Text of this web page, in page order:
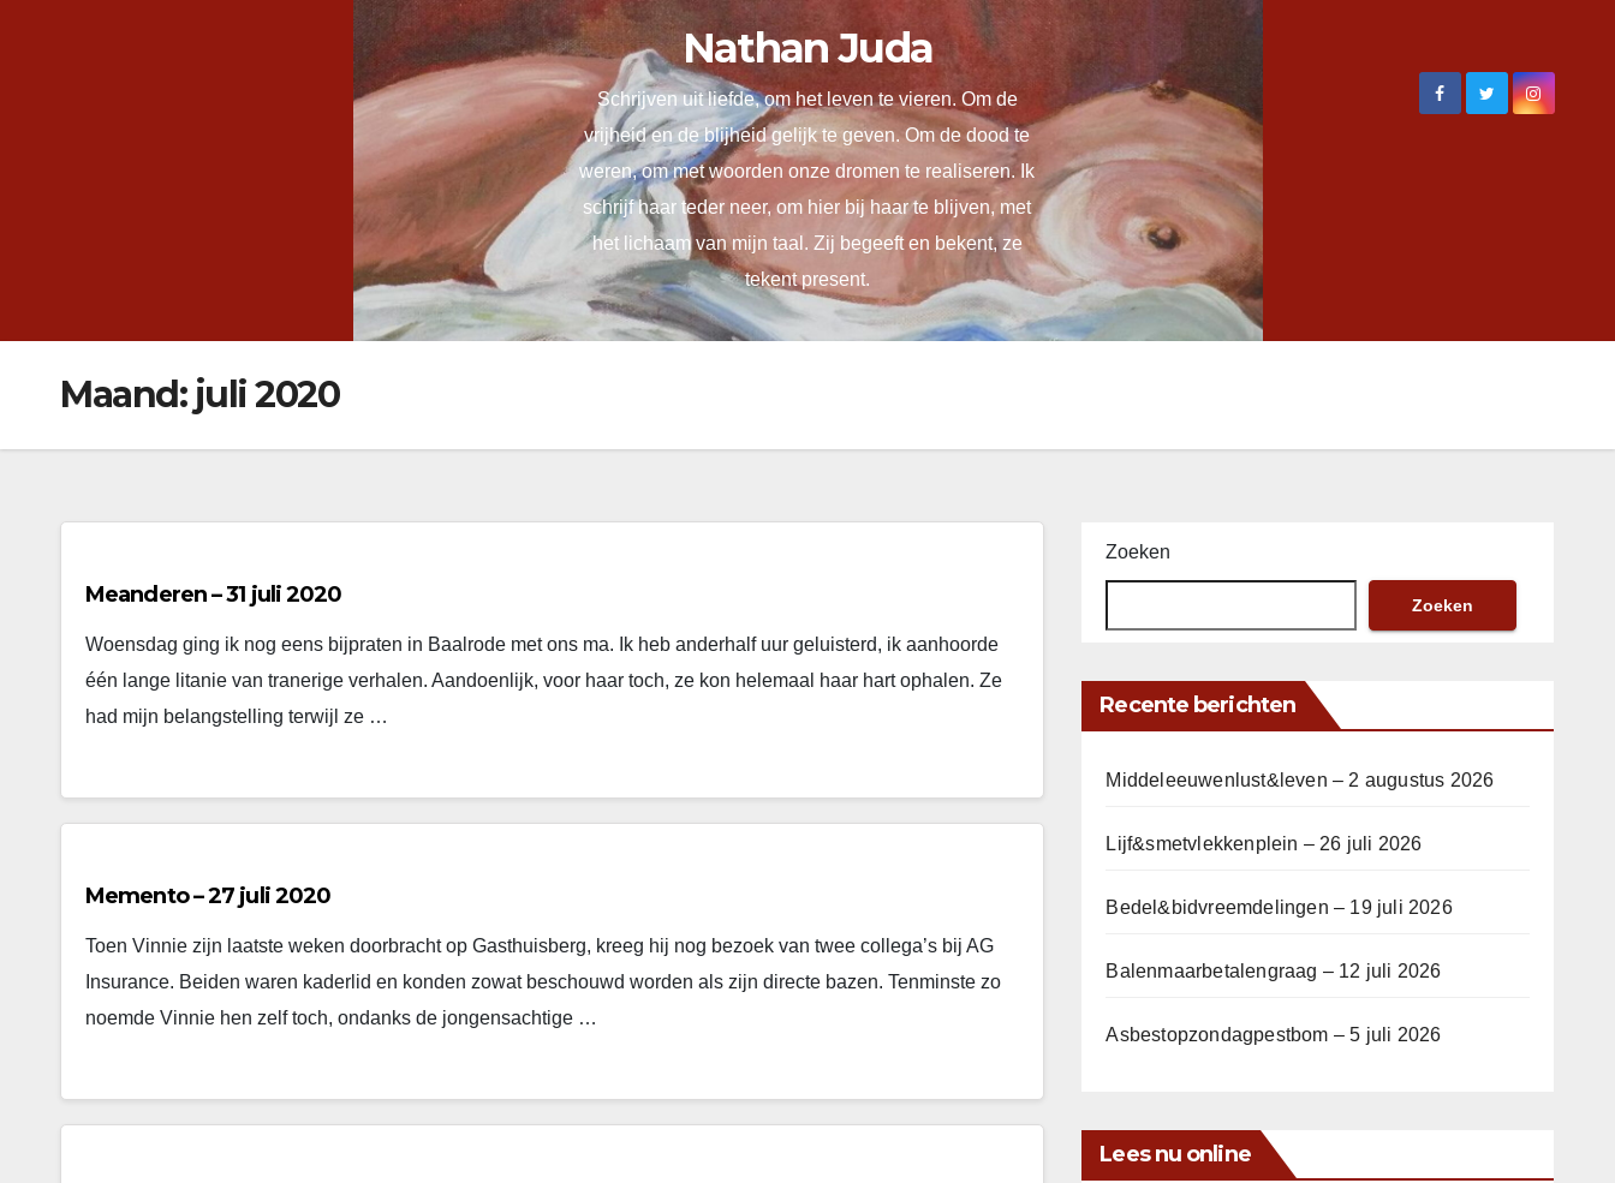
Nathan Juda
Schrijven uit liefde, om het leven te vieren. Om de
vrijheid en de blijheid gelijk te geven. Om de dood te
weren, om met woorden onze dromen te realiseren. Ik
schrijf haar teder neer, om hier bij haar te blijven, met
het lichaam van mijn taal. Zij begeeft en bekent, ze
tekent present.
Maand: juli 2020
Meanderen – 31 juli 2020
Woensdag ging ik nog eens bijpraten in Baalrode met ons ma. Ik heb anderhalf uur geluisterd, ik aanhoorde
één lange litanie van tranerige verhalen. Aandoenlijk, voor haar toch, ze kon helemaal haar hart ophalen. Ze
had mijn belangstelling terwijl ze …
Memento – 27 juli 2020
Toen Vinnie zijn laatste weken doorbracht op Gasthuisberg, kreeg hij nog bezoek van twee collega’s bij AG
Insurance. Beiden waren kaderlid en konden zowat beschouwd worden als zijn directe bazen. Tenminste zo
noemde Vinnie hen zelf toch, ondanks de jongensachtige …
Zoeken
Zoeken
Recente berichten
Middeleeuwenlust&leven – 2 augustus 2026
Lijf&smetvlekkenplein – 26 juli 2026
Bedel&bidvreemdelingen – 19 juli 2026
Balenmaarbetalengraag – 12 juli 2026
Asbestopzondagpestbom – 5 juli 2026
Lees nu online